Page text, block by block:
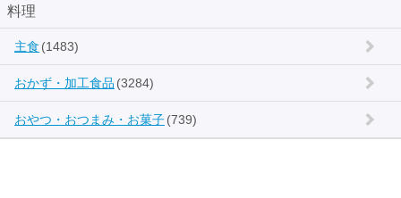
料理
主食 (1483)
おかず・加工食品 (3284)
おやつ・おつまみ・お菓子(739)